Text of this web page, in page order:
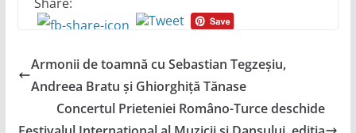
Armonii de toamnă cu Sebastian Tegzeșiu,
Andreea Bratu și Ghiorghiță Tănase
Concertul Prieteniei Româno-Turce deschide